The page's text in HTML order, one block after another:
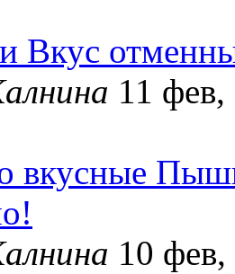
Вкус
11
вкусные
10